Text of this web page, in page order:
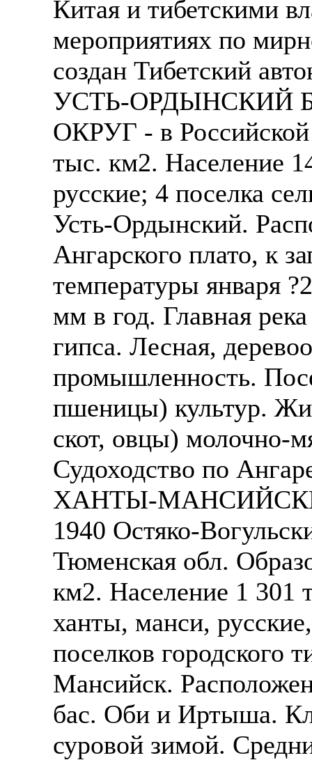
Китая и тибетскими
мероприятиях по
создан Тибетский
УСТЬ-ОРДЫНСКИЙ
ОКРУГ - в
тыс. км2. Население
русские; 4 поселка
Усть-Ордынский.
Ангарского плато, к
температуры января
мм в год. Главная
гипса. Лесная,
промышленность.
пшеницы) культур.
скот, овцы) молочно-
Судоходство по
ХАНТЫ-
1940 Остяко-
Тюменская обл.
км2. Население 1 301
ханты, манси,
поселков городского
Мансийск.
бас. Оби и Иртыша.
суровой зимой.